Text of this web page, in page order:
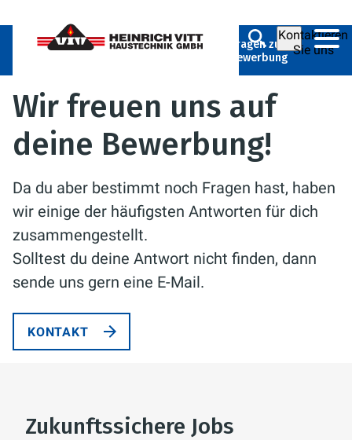
Kontaktieren
Sie uns
Heinrich Vitt Haustechnik
Karriere
Fragen zur
Bewerbung
Wir freuen uns auf
deine Bewerbung!
Da du aber bestimmt noch Fragen hast, haben
wir einige der häufigsten Antworten für dich
zusammengestellt.
Solltest du deine Antwort nicht finden, dann
sende uns gern eine E-Mail.
KONTAKT
Zukunftssichere Jobs